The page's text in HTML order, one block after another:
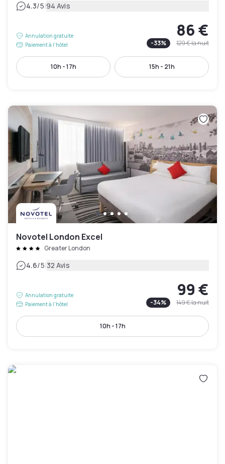
4.3/5|94 Avis
Annulation gratuite
Paiement à l'hôtel
86 €
-33% 129 €la nuit
10h - 17h 15h - 21h
Novotel London Excel
Greater London
4.6/5|32 Avis
Annulation gratuite
Paiement à l'hôtel
99 €
-34% 149 €la nuit
10h - 17h